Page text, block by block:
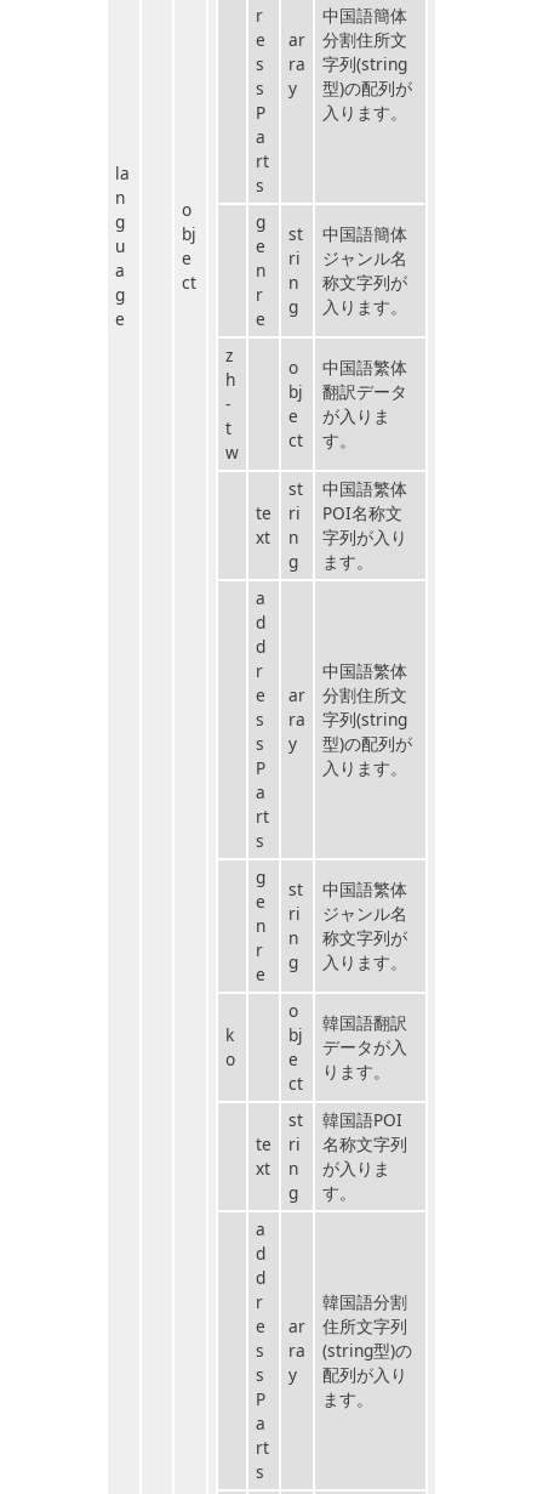
la
n
g
u
a
g
e
o
bj
e
ct
r
e
s
s
P
a
rt
s
ar
ra
y
中国語簡体
分割住所文
字列(string
型)の配列が
入ります。
g
e
n
r
e
st
ri
n
g
中国語簡体
ジャンル名
称文字列が
入ります。
z
h
-
t
w
o
bj
e
ct
中国語繁体
翻訳データ
が入りま
す。
te
xt
st
ri
n
g
中国語繁体
POI名称文
字列が入り
ます。
a
d
d
r
e
s
s
P
a
rt
s
ar
ra
y
中国語繁体
分割住所文
字列(string
型)の配列が
入ります。
g
e
n
r
e
st
ri
n
g
中国語繁体
ジャンル名
称文字列が
入ります。
k
o
o
bj
e
ct
韓国語翻訳
データが入
ります。
te
xt
st
ri
n
g
韓国語POI
名称文字列
が入りま
す。
a
d
d
r
e
s
s
P
a
rt
s
ar
ra
y
韓国語分割
住所文字列
(string型)の
配列が入り
ます。